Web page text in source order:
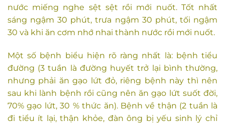
nước miếng nghe sệt sệt rồi mới nuốt. Tốt nhất
sáng ngậm 30 phút, trưa ngậm 30 phút, tối ngậm
30 và khi ăn cơm nhớ nhai thành nước rồi mới nuốt.
Một số bệnh biểu hiện rõ ràng nhất là: bệnh tiểu
đường (3 tuần là đường huyết trở lại bình thường,
nhưng phải ăn gạo lứt đỏ, riêng bệnh này thì nên
sau khi lành bệnh rồi cũng nên ăn gạo lứt suốt đời,
70% gạo lứt, 30 % thức ăn). Bệnh về thận (2 tuần là
đi tiểu ít lại, thận khỏe, đàn ông bị yếu sinh lý chỉ